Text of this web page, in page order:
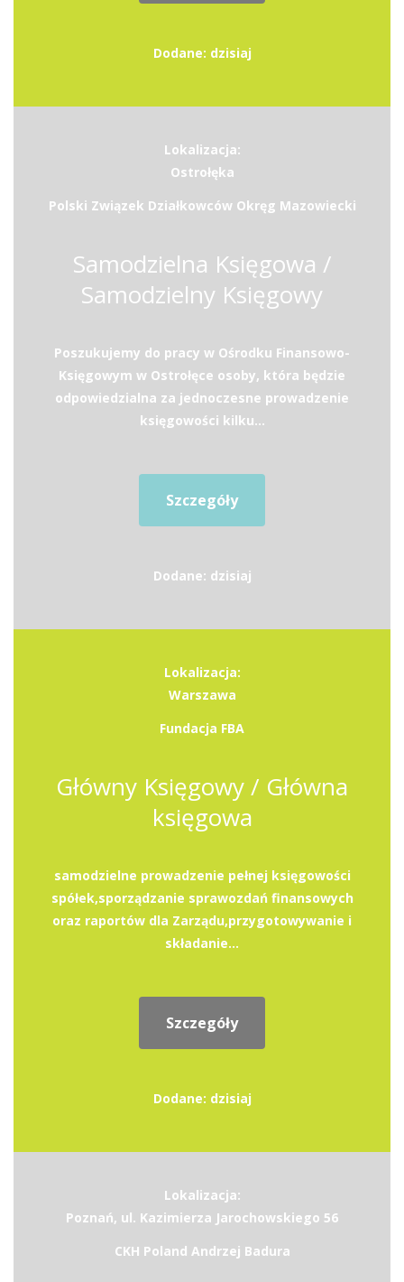
Dodane: dzisiaj
Lokalizacja:
Ostrołęka
Polski Związek Działkowców Okręg Mazowiecki
Samodzielna Księgowa /
Samodzielny Księgowy
Poszukujemy do pracy w Ośrodku Finansowo-
Księgowym w Ostrołęce osoby, która będzie
odpowiedzialna za jednoczesne prowadzenie
księgowości kilku...
Szczegóły
Dodane: dzisiaj
Lokalizacja:
Warszawa
Fundacja FBA
Główny Księgowy / Główna
księgowa
samodzielne prowadzenie pełnej księgowości
spółek,sporządzanie sprawozdań finansowych
oraz raportów dla Zarządu,przygotowywanie i
składanie...
Szczegóły
Dodane: dzisiaj
Lokalizacja:
Poznań, ul. Kazimierza Jarochowskiego 56
CKH Poland Andrzej Badura